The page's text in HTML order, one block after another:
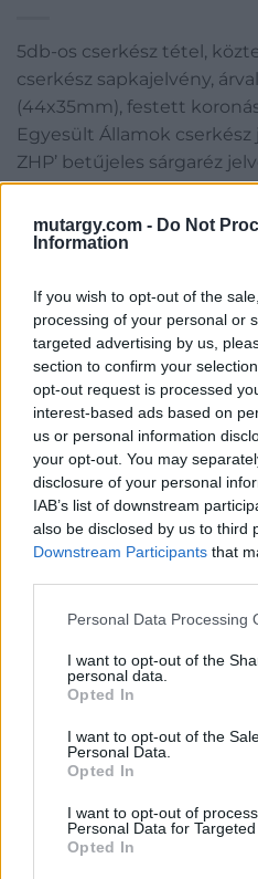
mutargy.com - Do Not
Information
If you wish to opt-out of the
processing of your personal or
targeted advertising by us,
section to confirm your
opt-out request is processed
interest-based ads based on
us or personal information
your opt-out. You may
disclosure of your personal
IAB’s list of downstream
also be disclosed by us to third
Downstream Participants that
Personal Data Processing
I want to opt-out of the
personal data.
Opted In
I want to opt-out of the
Personal Data.
Opted In
I want to opt-out of
Personal Data for Targeted
Opted In
(44x35mm),
koronás
Amerikai
jelvény,
– ZHP’
sárgaréz
5db-os cserkész tétel, közte
cserkész sapkajelvény,
(44x35mm), festett
Egyesült Államok cserkész
ZHP’ betűjeles sárgaréz
illetve f
Kategória:Pénz, érem,
Aukció adatai
Aukció neve:422. Online auction
Tételszám: 32989
Eladó adatai
Cím:
1061
Bemutatkozás: A tételek a
után kerülnek a vevő
veszik át, a vevő a postaköltség,
köteles.